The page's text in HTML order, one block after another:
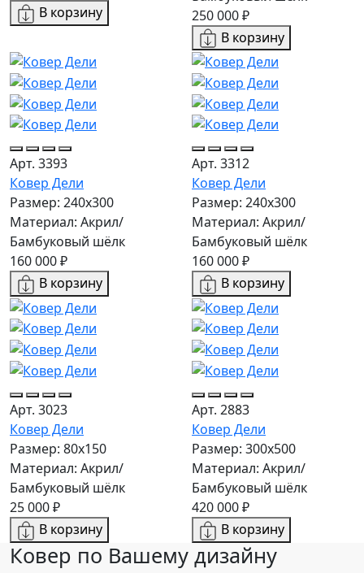
В корзину
250 000 ₽
В корзину
Арт. 3393
Ковер Дели
Размер: 240х300
Материал: Акрил/
Бамбуковый шёлк
160 000 ₽
В корзину
Арт. 3312
Ковер Дели
Размер: 240х300
Материал: Акрил/
Бамбуковый шёлк
160 000 ₽
В корзину
Арт. 3023
Ковер Дели
Размер: 80x150
Материал: Акрил/
Бамбуковый шёлк
25 000 ₽
В корзину
Арт. 2883
Ковер Дели
Размер: 300х500
Материал: Акрил/
Бамбуковый шёлк
420 000 ₽
В корзину
Ковер по Вашему дизайну